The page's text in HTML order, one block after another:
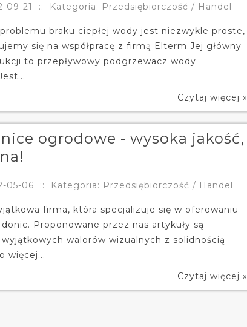
09-21 :: Kategoria: Przedsiębiorczość / Handel
braku ciepłej wody jest niezwykle proste,
się na współpracę z firmą Elterm.Jej główny
to przepływowy podgrzewacz wody
Czytaj więcej »
ogrodowe - wysoka jakość,
05-06 :: Kategoria: Przedsiębiorczość / Handel
firma, która specjalizuje się w oferowaniu
Proponowane przez nas artykuły są
wyjątkowych walorów wizualnych z solidnością
więcej...
Czytaj więcej »